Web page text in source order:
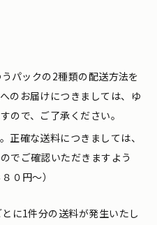
パックの2種類の配送方法を
のお届けにつきましては、ゆ
ので、ご了承ください。
正確な送料につきましては、
でご確認いただきますよう
０円〜）
に1件分の送料が発生いたし